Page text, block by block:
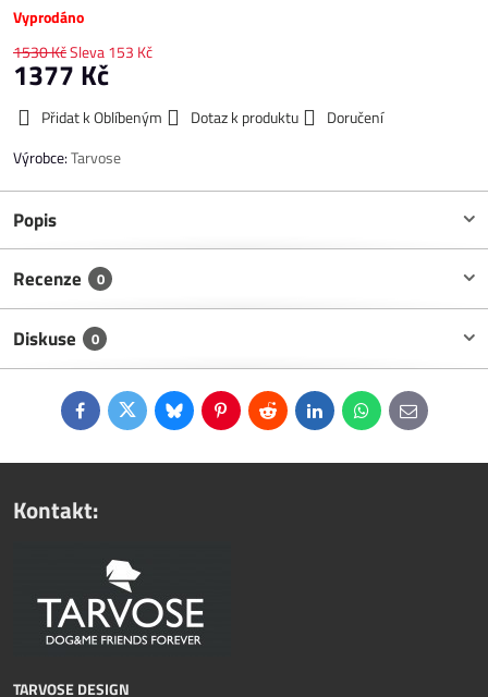
Vyprodáno
1530 KčSleva153 Kč
1377 Kč
Přidat k Oblíbeným Dotaz k produktu
Doručení
Výrobce:Tarvose
Popis
Recenze 0
Diskuse 0
FacebookTwitterBlueskyPinterestReddit LinkedInWhatsApp
E-
mail
Kontakt:
TARVOSE DESIGN